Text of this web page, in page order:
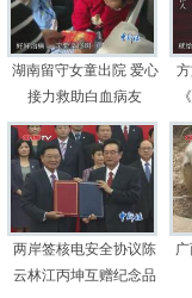
湖南留守女童出院 爱心
接力救助白血病友
两岸签核电安全协议陈
云林江丙坤互赠纪念品